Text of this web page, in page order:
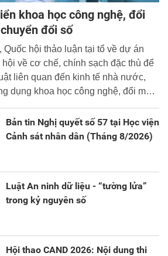
khoa học công nghệ, đổi
đổi số
Quốc hội thảo luận tại tổ về dự án
về cơ chế, chính sạch đặc thù để
liên quan đến kinh tế nhà nước,
dụng khoa học công nghệ, đổi mới
Bản tin Nghị quyết số 57 tại Học viện
Cảnh sát nhân dân (Tháng 8/2026)
Luật An ninh dữ liệu - “tường lửa”
trong kỷ nguyên số
Hội thao CAND 2026: Nội dung thi